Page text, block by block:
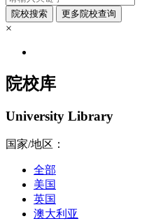
×
院校库
University Library
国家/地区：
全部
美国
英国
澳大利亚